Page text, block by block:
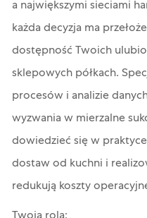
a największymi sieciami
każda decyzja ma
dostępność Twoich
sklepowych półkach.
procesów i analizie
wyzwania w mierzalne
dowiedzieć się w
dostaw od kuchni i
redukują koszty